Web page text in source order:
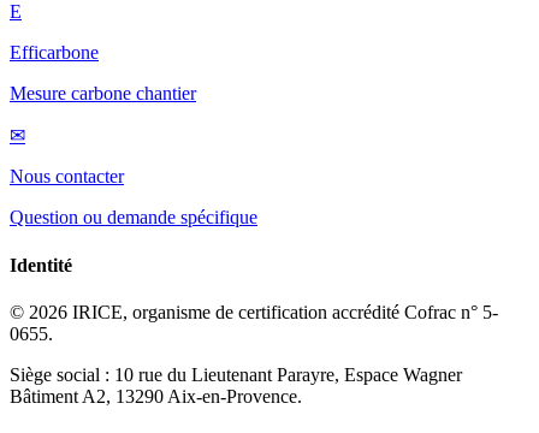
E
Efficarbone
Mesure carbone chantier
✉
Nous contacter
Question ou demande spécifique
Identité
© 2026 IRICE, organisme de certification accrédité Cofrac n° 5-
0655.
Siège social : 10 rue du Lieutenant Parayre, Espace Wagner
Bâtiment A2, 13290 Aix-en-Provence.